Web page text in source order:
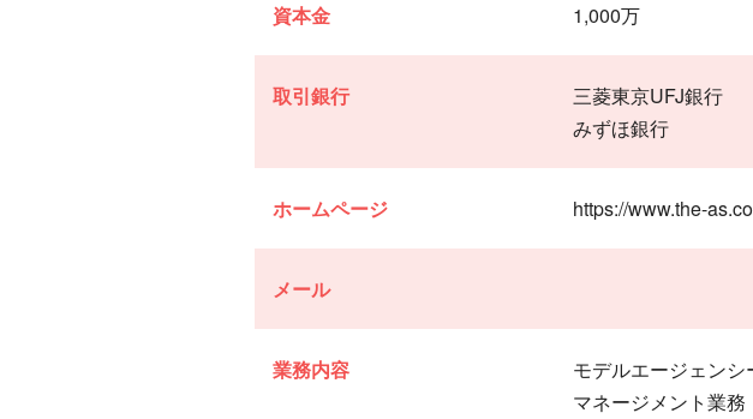
資本金 1,000万
取引銀行
三菱東京UFJ銀行
みずほ銀行
ホームページ https://www.the-
メール
業務内容
モデルエージェンシ
マネージメント業務